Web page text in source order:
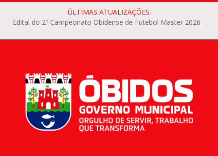
ÚLTIMAS ATUALIZAÇÕES:
Edital do 2º Campeonato Obidense de Futebol Master 2026